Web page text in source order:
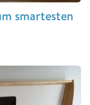
smartesten